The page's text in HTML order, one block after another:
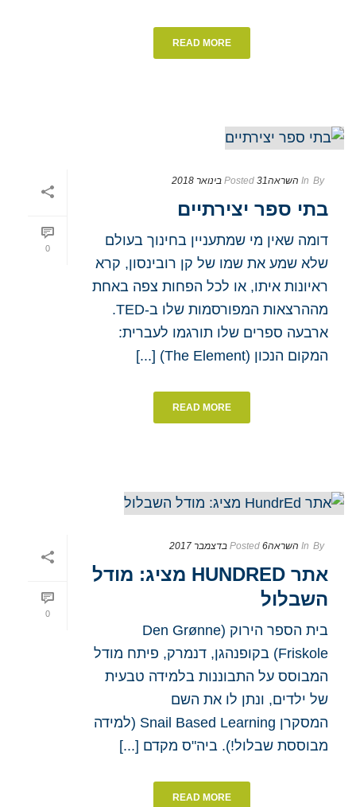
READ MORE
0
By
In השראה Posted 31 בינואר 2018
בתי ספר יצירתיים
דומה שאין מי שמתעניין בחינוך בעולם
שלא שמע את שמו של קן רובינסון, קרא
ראיונות איתו, או לכל הפחות צפה באחת
מההרצאות המפורסמות שלו ב-TED.
ארבעה ספרים שלו תורגמו לעברית:
המקום הנכון (The Element) [...]
READ MORE
0
By
In השראה Posted 6 בדצמבר 2017
אתר HUNDRED מציג: מודל
השבלול
בית הספר הירוק (Den Grønne
Friskole) בקופנהגן, דנמרק, פיתח מודל
המבוסס על התבוננות בלמידה טבעית
של ילדים, ונתן לו את השם
המסקרן Snail Based Learning (למידה
מבוססת שבלול!). ביה"ס מקדם [...]
READ MORE